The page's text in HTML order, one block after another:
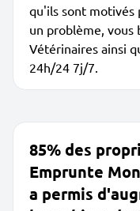
qu'ils sont motivés
un problème, vous
Vétérinaires ainsi
24h/24 7j/7.
85% des
Emprunte
a permis